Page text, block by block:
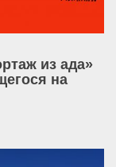
из ада»
на